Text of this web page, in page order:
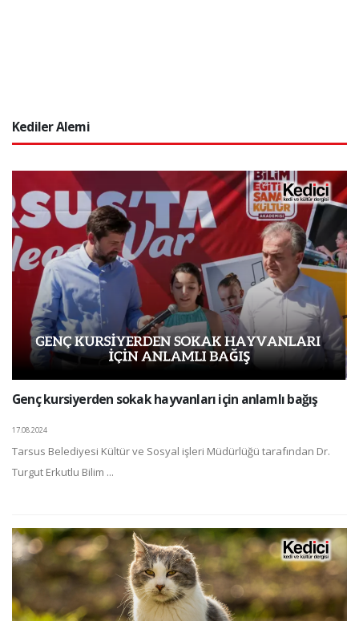
Kediler Alemi
Genç kursiyerden sokak hayvanları için anlamlı bağış
17.08.2024
Tarsus Belediyesi Kültür ve Sosyal işleri Müdürlüğü tarafından Dr.
Turgut Erkutlu Bilim ...